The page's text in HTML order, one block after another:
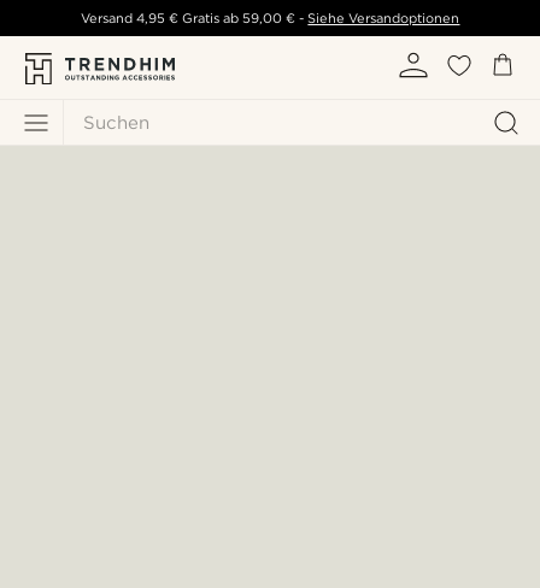
Suchen
Versand 4,95 € Gratis ab59,00 € - Siehe Versandoptionen